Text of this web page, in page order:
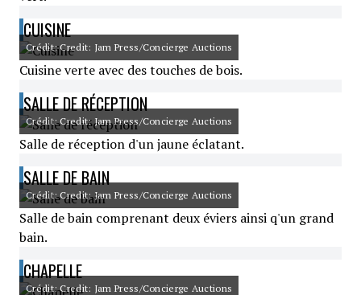
CUISINE
Crédit: Credit: Jam Press/Concierge Auctions
Cuisine verte avec des touches de bois.
SALLE DE RÉCEPTION
Crédit: Credit: Jam Press/Concierge Auctions
Salle de réception d'un jaune éclatant.
SALLE DE BAIN
Crédit: Credit: Jam Press/Concierge Auctions
Salle de bain comprenant deux éviers ainsi q'un grand
bain.
CHAPELLE
Crédit: Credit: Jam Press/Concierge Auctions